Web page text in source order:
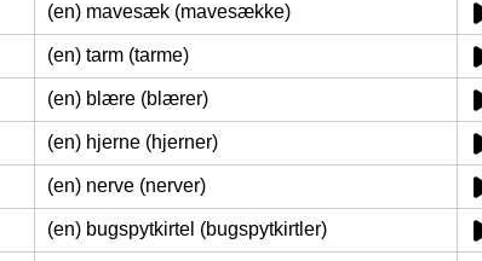
(en) mavesæk (mavesække)
(en) tarm (tarme)
(en) blære (blærer)
(en) hjerne (hjerner)
(en) nerve (nerver)
(en) bugspytkirtel (bugspytkirtler)